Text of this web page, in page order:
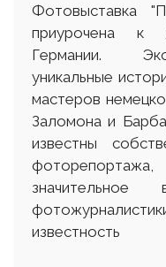
Фотовыставка
приурочена к
Германии.
уникальные
мастеров
Заломона и
известны
известность